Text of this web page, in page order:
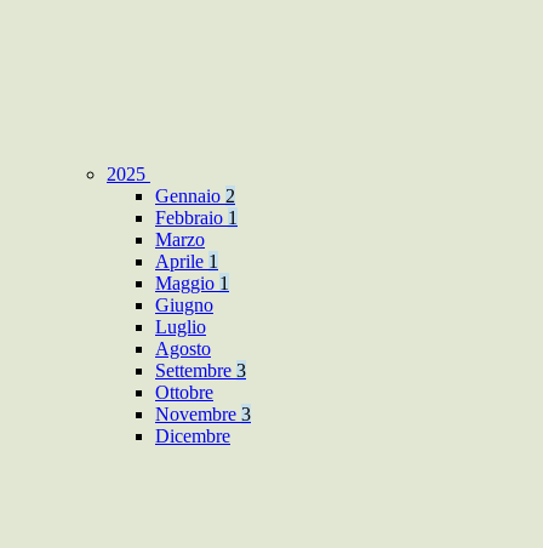
2025
Gennaio 2
Febbraio 1
Marzo
Aprile 1
Maggio 1
Giugno
Luglio
Agosto
Settembre 3
Ottobre
Novembre 3
Dicembre